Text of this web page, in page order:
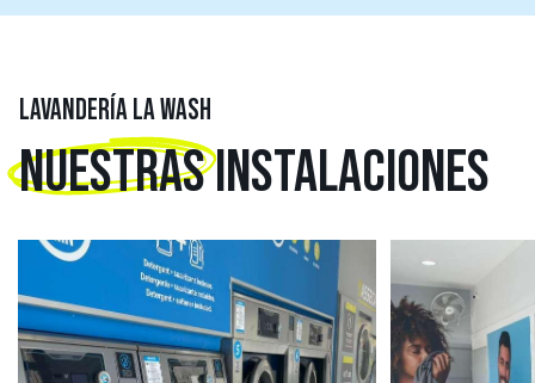
LAVANDERÍA LA WASH
NUESTRASINSTALACIONES